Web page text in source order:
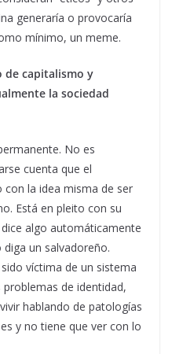
generaría o provocaría
mínimo, un meme.
de capitalismo y
la sociedad
No es
cuenta que el
la idea misma de ser
Está en pleito con su
algo automáticamente
un salvadoreño.
víctima de un sistema
de identidad,
hablando de patologías
y no tiene que ver con lo